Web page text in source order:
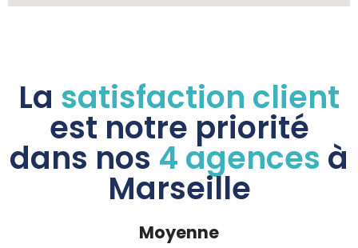
La satisfaction client
est notre priorité
dans nos 4 agences à
Marseille
Moyenne